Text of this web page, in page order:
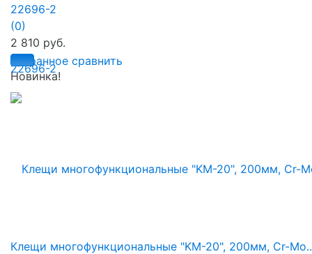
избранное сравнить
22696-2
(0)
2 810 руб.
Новинка!
Клещи многофункциональные "KM-20", 200мм, Cr-